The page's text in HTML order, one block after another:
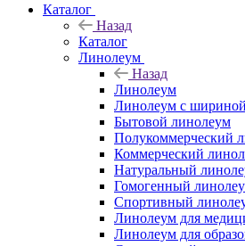
Каталог
Назад
Каталог
Линолеум
Назад
Линолеум
Линолеум с
Бытовой линолеум
Полукоммерческий
Коммерческий
Натуральный
Гомогенный
Спортивный
Линолеум для
Линолеум для